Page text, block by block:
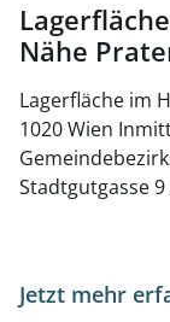
Nähe
Lagerfläche im
1020 Wien Inmitten des 2. Wiener
Stadtgutgasse
mehrere
Jetzt mehr